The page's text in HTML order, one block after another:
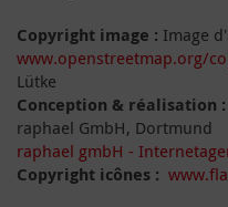
Copyright image : Image
www.openstreetmap.org/
Lütke
Conception & réalisation :
raphael GmbH, Dortmund
raphael gmbH -
Copyright icônes :